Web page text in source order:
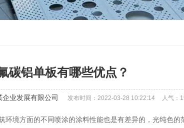
碳铝单板有哪些优点？
企业发展有限公司 发布时间：2022-03-28 10:22:14 人气：
环境方面的不同喷涂的涂料性能也是有差异的，光纯色